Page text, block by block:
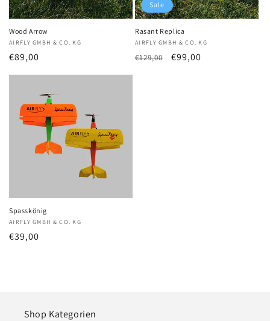
Wood Arrow
Anbieter:
AIRFLY GMBH & CO. KG
Normaler
€89,00
Sale
Rasant Replica
Anbieter:
AIRFLY GMBH & CO. KG
Normaler
€129,00 Verkaufspreis
€99,00
Spasskönig
Anbieter:
AIRFLY GMBH & CO. KG
Normaler
€39,00
Shop Kategorien